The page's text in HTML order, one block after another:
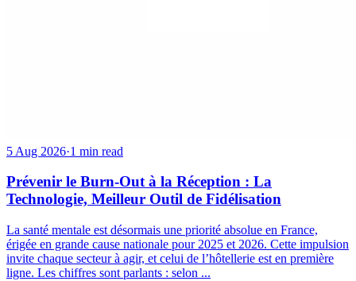
5 Aug 2026·1 min read
Prévenir le Burn-Out à la Réception : La
Technologie, Meilleur Outil de Fidélisation
La santé mentale est désormais une priorité absolue en France,
érigée en grande cause nationale pour 2025 et 2026. Cette impulsion
invite chaque secteur à agir, et celui de l’hôtellerie est en première
ligne. Les chiffres sont parlants : selon ...